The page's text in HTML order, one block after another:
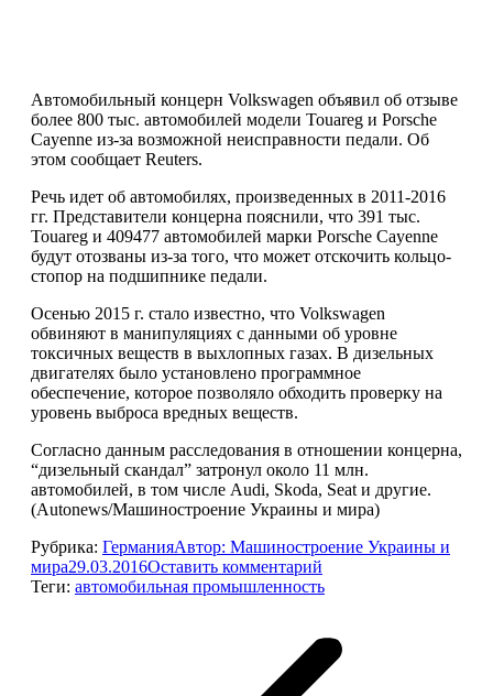
Автомобильный концерн Volkswagen объявил об отзыве
более 800 тыс. автомобилей модели Touareg и Porsche
Cayenne из-за возможной неисправности педали. Об
этом сообщает Reuters.
Речь идет об автомобилях, произведенных в 2011-2016
гг. Представители концерна пояснили, что 391 тыс.
Touareg и 409477 автомобилей марки Porsche Cayenne
будут отозваны из-за того, что может отскочить кольцо-
стопор на подшипнике педали.
Осенью 2015 г. стало известно, что Volkswagen
обвиняют в манипуляциях с данными об уровне
токсичных веществ в выхлопных газах. В дизельных
двигателях было установлено программное
обеспечение, которое позволяло обходить проверку на
уровень выброса вредных веществ.
Согласно данным расследования в отношении концерна,
“дизельный скандал” затронул около 11 млн.
автомобилей, в том числе Audi, Skoda, Seat и другие.
(Autonews/Машиностроение Украины и мира)
Рубрика: ГерманияАвтор: Машиностроение Украины и
мира29.03.2016Оставить комментарий
Теги: автомобильная промышленность